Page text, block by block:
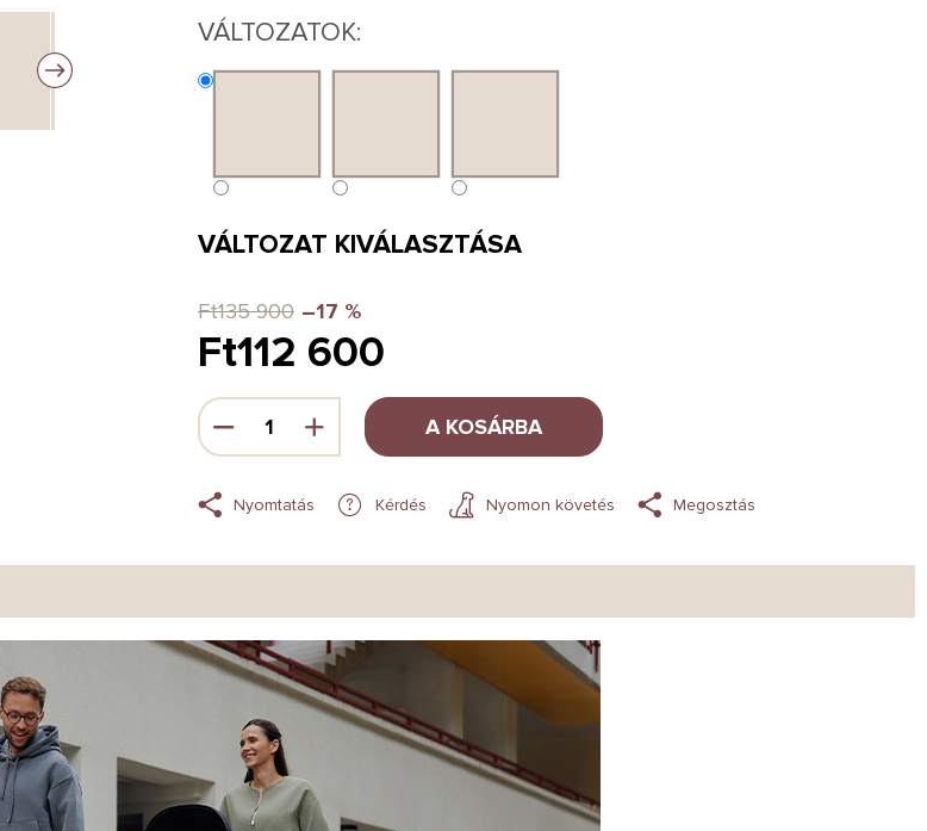
CSILLAG.
VÁLTOZATOK:
VÁLTOZAT KIVÁLASZTÁSA
Ft135 900 –17 %
Ft112 600
Egységár:
A KOSÁRBA
Nyomtatás Kérdés Nyomon követés Megosztás